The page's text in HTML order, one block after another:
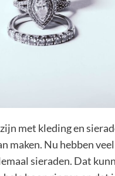
met kleding en
maken. Nu hebben
sieraden. Dat